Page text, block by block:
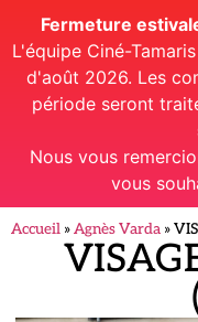
Fermeture
L'équipe Ciné-
d'août 2026. Les
période seront
Nous vous
vous
Accueil »Agnès Varda »